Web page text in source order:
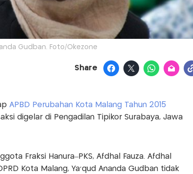
Gudban. Foto/Okezone
Share
APBD Perubahan Kota Malang Tahun 2015
digelar di Pengadilan Tipikor Surabaya, Jawa
Fraksi Hanura–PKS, Afdhal Fauza. Afdhal
Kota Malang, Ya’qud Ananda Gudban tidak